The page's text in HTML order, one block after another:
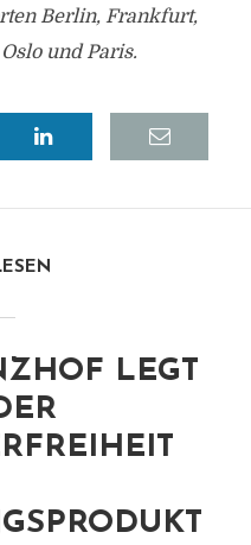
Berlin, Frankfurt,
und Paris.
LEGT